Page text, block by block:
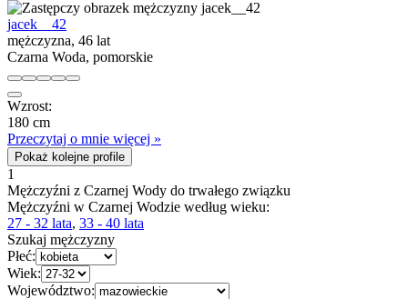
jacek__42
mężczyzna, 46 lat
Czarna Woda, pomorskie
Wzrost:
180 cm
Przeczytaj o mnie więcej »
Pokaż kolejne profile
1
Mężczyźni z Czarnej Wody do trwałego związku
Mężczyźni w Czarnej Wodzie według wieku:
27 - 32 lata, 33 - 40 lata
Szukaj mężczyzny
Płeć:
Wiek:
Województwo: